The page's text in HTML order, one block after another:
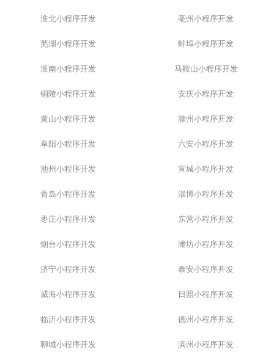
淮北小程序开发 亳州小程序开发
芜湖小程序开发 蚌埠小程序开发
淮南小程序开发 马鞍山小程序开发
铜陵小程序开发 安庆小程序开发
黄山小程序开发 滁州小程序开发
阜阳小程序开发 六安小程序开发
池州小程序开发 宣城小程序开发
青岛小程序开发 淄博小程序开发
枣庄小程序开发 东营小程序开发
烟台小程序开发 潍坊小程序开发
济宁小程序开发 泰安小程序开发
威海小程序开发 日照小程序开发
临沂小程序开发 德州小程序开发
聊城小程序开发 滨州小程序开发